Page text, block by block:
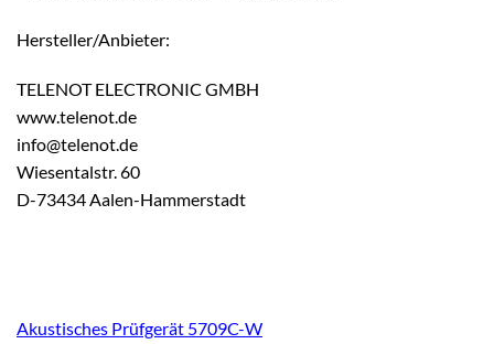
Hersteller/Anbieter:
TELENOT ELECTRONIC GMBH
www.telenot.de
info@telenot.de
Wiesentalstr. 60
D-73434 Aalen-Hammerstadt
Akustisches Prüfgerät 5709C-W